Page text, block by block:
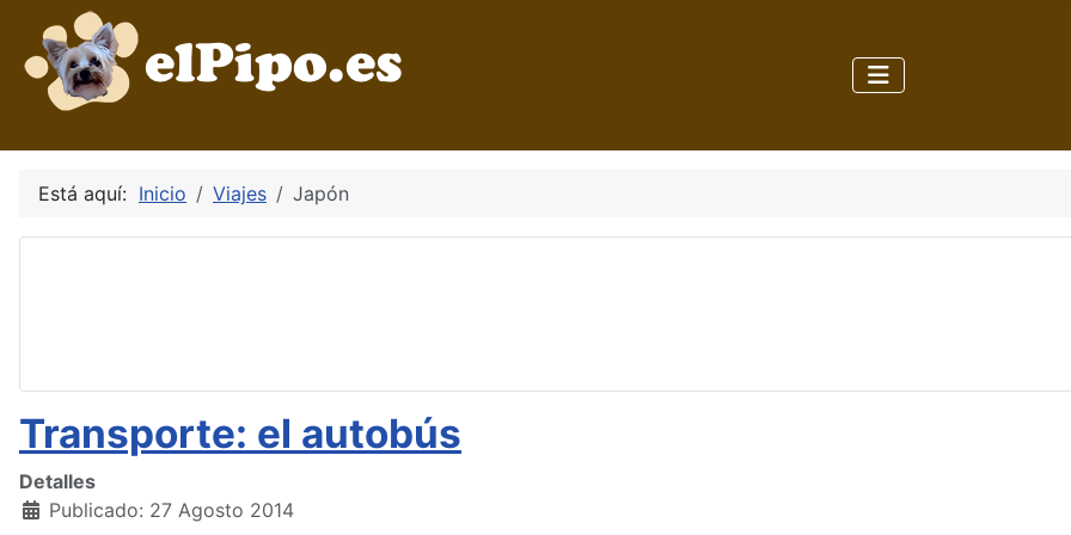
Está aquí: Inicio Viajes Japón
Transporte: el autobús
Detalles
Publicado: 27 Agosto 2014